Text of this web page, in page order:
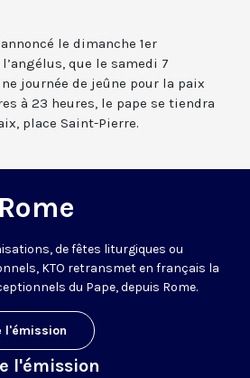
le dimanche 1er
que le samedi 7
journée de jeûne pour la paix
à 23 heures, le pape se tiendra
place Saint-Pierre.
de fêtes liturgiques ou
KTO retransmet en français la
du Pape, depuis Rome.
l'émission
l'émission